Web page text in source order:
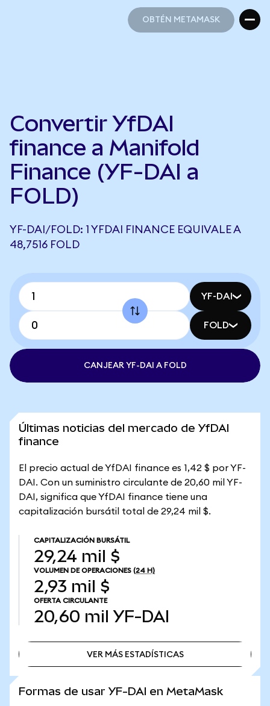
OBTÉN METAMASK
Convertir YfDAI
finance a Manifold
Finance (YF-DAI a
FOLD)
YF-DAI/FOLD: 1 YFDAI FINANCE EQUIVALE A
48,7516 FOLD
YF-DAI
FOLD
CANJEAR YF-DAI A FOLD
Últimas noticias del mercado de YfDAI
finance
El precio actual de YfDAI finance es 1,42 $ por YF-
DAI. Con un suministro circulante de 20,60 mil YF-
DAI, significa que YfDAI finance tiene una
capitalización bursátil total de 29,24 mil $.
CAPITALIZACIÓN BURSÁTIL
29,24 mil $
VOLUMEN DE OPERACIONES (24 H)
2,93 mil $
OFERTA CIRCULANTE
20,60 mil YF-DAI
VER MÁS ESTADÍSTICAS
Formas de usar YF-DAI en MetaMask